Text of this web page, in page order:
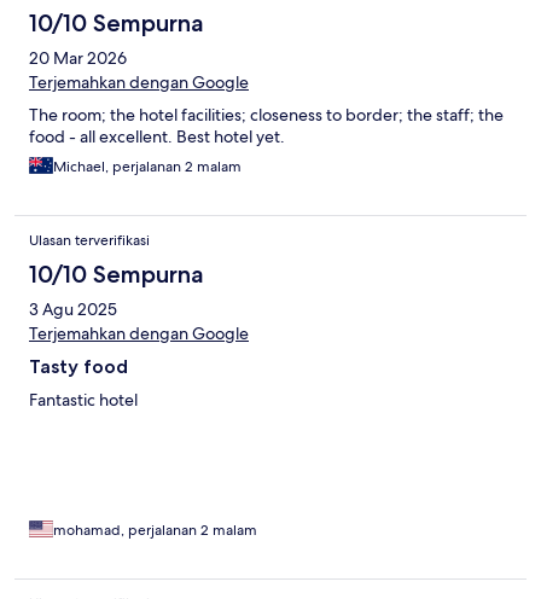
10/10 Sempurna
20 Mar 2026
Terjemahkan dengan Google
The room; the hotel facilities; closeness to border; the staff; the
food - all excellent. Best hotel yet.
Michael, perjalanan 2 malam
Ulasan terverifikasi
10/10 Sempurna
3 Agu 2025
Terjemahkan dengan Google
Tasty food
Fantastic hotel
mohamad, perjalanan 2 malam